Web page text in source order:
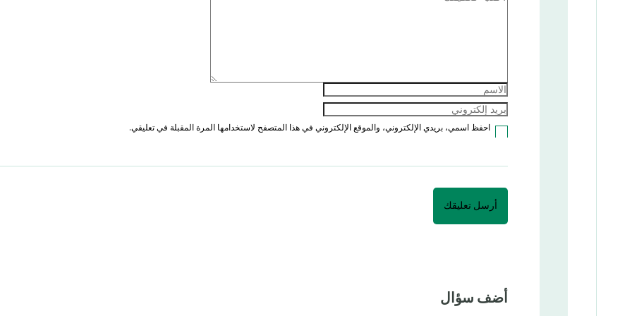
احفظ اسمي، بريدي الإلكتروني، والموقع الإلكتروني في هذا المتصفح لاستخدامها المرة المقبلة في تعليقي.
أضف سؤال